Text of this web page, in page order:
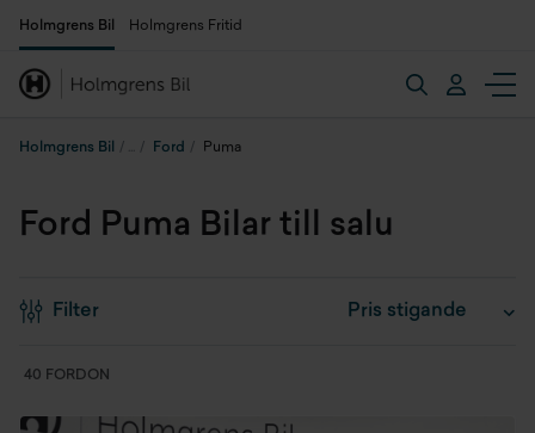
Holmgrens Bil Holmgrens Fritid
Holmgrens Bil Ford Puma
Ford Puma Bilar till salu
Filter
40 FORDON